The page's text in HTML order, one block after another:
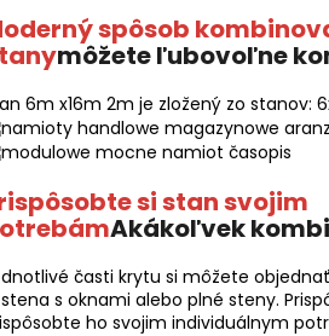
spôsob
môžete ľubovoľne
6m x16m 2m je zložený zo stanov:
si stan svojim
Akákoľvek
časti krytu si môžete
s oknami alebo plné steny.
ho svojim individuálnym